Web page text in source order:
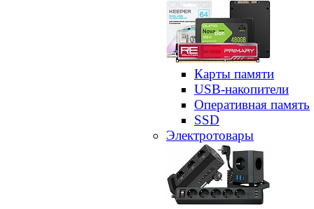
Карты памяти
USB-накопители
Оперативная память
SSD
Электротовары